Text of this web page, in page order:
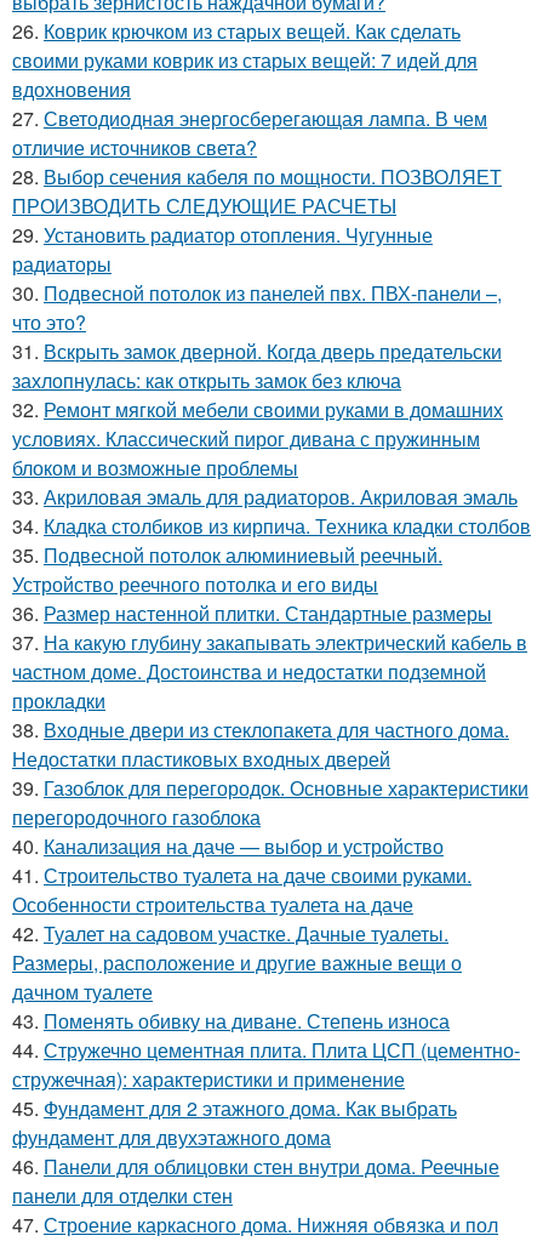
26. Коврик крючком из старых вещей. Как сделать
своими руками коврик из старых вещей: 7 идей для
вдохновения
27. Светодиодная энергосберегающая лампа. В чем
отличие источников света?
28. Выбор сечения кабеля по мощности. ПОЗВОЛЯЕТ
ПРОИЗВОДИТЬ СЛЕДУЮЩИЕ РАСЧЕТЫ
29. Установить радиатор отопления. Чугунные
радиаторы
30. Подвесной потолок из панелей пвх. ПВХ-панели –,
что это?
31. Вскрыть замок дверной. Когда дверь предательски
захлопнулась: как открыть замок без ключа
32. Ремонт мягкой мебели своими руками в домашних
условиях. Классический пирог дивана с пружинным
блоком и возможные проблемы
33. Акриловая эмаль для радиаторов. Акриловая эмаль
34. Кладка столбиков из кирпича. Техника кладки столбов
35. Подвесной потолок алюминиевый реечный.
Устройство реечного потолка и его виды
36. Размер настенной плитки. Стандартные размеры
37. На какую глубину закапывать электрический кабель в
частном доме. Достоинства и недостатки подземной
прокладки
38. Входные двери из стеклопакета для частного дома.
Недостатки пластиковых входных дверей
39. Газоблок для перегородок. Основные характеристики
перегородочного газоблока
40. Канализация на даче — выбор и устройство
41. Строительство туалета на даче своими руками.
Особенности строительства туалета на даче
42. Туалет на садовом участке. Дачные туалеты.
Размеры, расположение и другие важные вещи о
дачном туалете
43. Поменять обивку на диване. Степень износа
44. Стружечно цементная плита. Плита ЦСП (цементно-
стружечная): характеристики и применение
45. Фундамент для 2 этажного дома. Как выбрать
фундамент для двухэтажного дома
46. Панели для облицовки стен внутри дома. Реечные
панели для отделки стен
47. Строение каркасного дома. Нижняя обвязка и пол